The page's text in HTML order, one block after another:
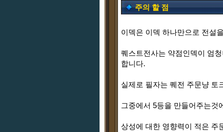
주의 할 점
이덱은 이덱 하나만으로 전설
퀘스트전사는 약점인덱이 엄
합니다.
실제로 필자는 퀘전 주문냥 토
그중에서 5등을 만들어주는것
상성에 대한 영향력이 적은 주